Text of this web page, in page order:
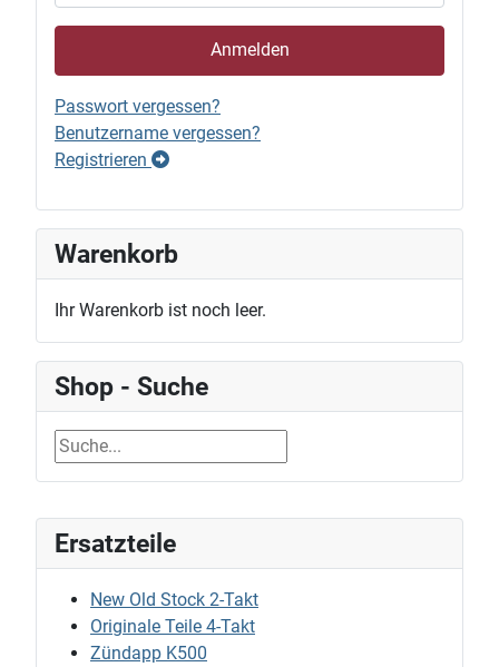
Ersatzteile
New Old Stock 2-Takt
Originale Teile 4-Takt
Zündapp K500
Anmelden
Passwort vergessen?
Benutzername vergessen?
Registrieren
Warenkorb
Ihr Warenkorb ist noch leer.
Shop - Suche